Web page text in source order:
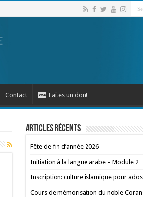
Contact Faites un don!
Articles récents
Fête de fin d’année 2026
Initiation à la langue arabe – Module 2
Inscription: culture islamique pour ados
Cours de mémorisation du noble Coran